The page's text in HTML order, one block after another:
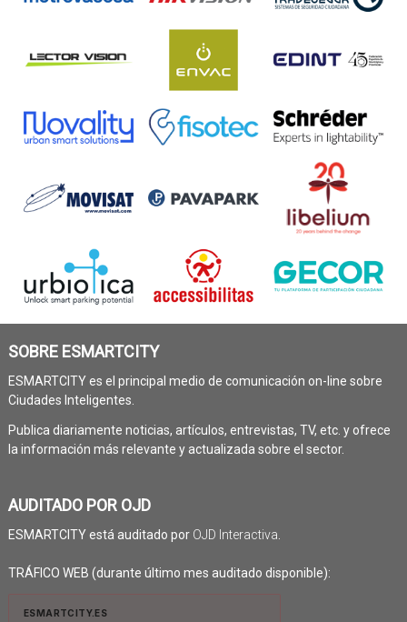
SOBRE ESMARTCITY
ESMARTCITY es el principal medio de comunicación on-line sobre
Ciudades Inteligentes.
Publica diariamente noticias, artículos, entrevistas, TV, etc. y ofrece
la información más relevante y actualizada sobre el sector.
AUDITADO POR OJD
ESMARTCITY está auditado por OJD Interactiva.
TRÁFICO WEB (durante último mes auditado disponible):